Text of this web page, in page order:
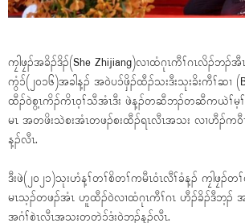
ကၠါဖၠၣ်အခိၣ်ဒိၣ်(She Zhijiang)လၢထံဂုၤကီၢ်ဂၤလိၣ်ဘၣ်အီ
ကွံၥ်(၂၀၁၆)အခါန့ၣ် အဝဲပၥ်ဖှိၣ်ထီၣ်သးဒီးသုးခိးကီၢ်ဆၢ
ထီၣ်ဝဲစွ့ၤကိၣ်ကိၤဝ့ၢ်သီအံၤဒီး ဖဲန့ၣ်တဆီဘၣ်တဆီကယဲၢ်မ့ၢ်
မၤ အတဖိးသဲစးအံၤတဖၣ်စးထီၣ်ရၤလီၤအသး လၢဟီၣ်ကဝီ
န့ၣ်လီၤ.
ဒီးဖဲ(၂၀၂၁)သုးဟံန့ၢ်တၢ်စိတၢ်ကမီၤဝံၤလီၢ်ခံန့ၣ် ကၠါဖၠၣ်
မၤသ့ၣ်တဖၣ်အံၤ ဟူထီၣ်ဝဲလၢထံဂုၤကီၢ်ဂၤ ဟီၣ်ခိၣ်ဒီဘ့ၣ် အပူၤဖ
အဂံၢ်စဲၤလီၤအသးတတဲၥ်ဒံးဝဲဘၣ်န့ၣ်လီၤ.